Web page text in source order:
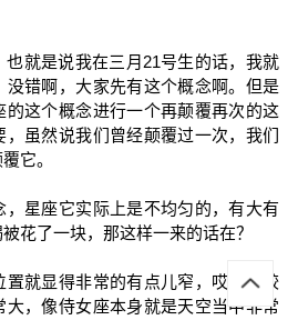
就是说我在三月21号生的话，我就
没错啊，大家先有这个概念啊。但是
的这个概念进行一个再颠覆再次的这
虽然说我们曾经颠覆过一次，我们
它。
，星座它实际上是不均匀的，有大有
花了一块，那这样一来的话在？
置就显得非常的有点儿窄，哎，比较
大，像侍女座本身就是天空当中非常